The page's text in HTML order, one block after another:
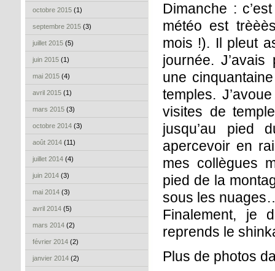
octobre 2015 (1)
septembre 2015 (3)
juillet 2015 (5)
juin 2015 (1)
mai 2015 (4)
avril 2015 (1)
mars 2015 (3)
octobre 2014 (3)
août 2014 (11)
juillet 2014 (4)
juin 2014 (3)
mai 2014 (3)
avril 2014 (5)
mars 2014 (2)
février 2014 (2)
janvier 2014 (2)
Dimanche :
météo est
mois !). Il pleut
journée.
une
temples.
visites de
jusqu’au pied
apercevoir en
mes collègues
pied de la
sous les
Finalement, je
reprends le
Plus de photos